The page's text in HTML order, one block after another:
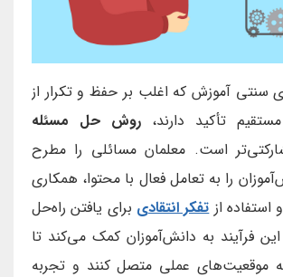
سنتی آموزش که اغلب بر حفظ و تکرار از
تأکید دارند، روش حل مسئله
است. معلمان مسائلی را مطرح
را به تعامل فعال با محتوا، همکاری
استفاده ازتفکر انتقادی برای یافتن راه‌حل
فرآیند به دانش‌آموزان کمک می‌کند تا
موقعیت‌های عملی متصل کنند و تجربه